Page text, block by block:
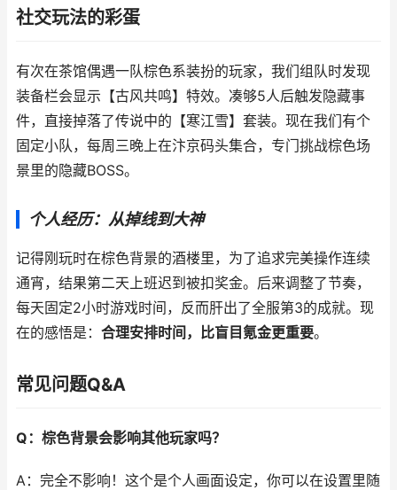
社交玩法的彩蛋
有次在茶馆偶遇一队棕色系装扮的玩家，我们组队时发现
装备栏会显示【古风共鸣】特效。凑够5人后触发隐藏事
件，直接掉落了传说中的【寒江雪】套装。现在我们有个
固定小队，每周三晚上在汴京码头集合，专门挑战棕色场
景里的隐藏BOSS。
个人经历：从掉线到大神
记得刚玩时在棕色背景的酒楼里，为了追求完美操作连续
通宵，结果第二天上班迟到被扣奖金。后来调整了节奏，
每天固定2小时游戏时间，反而肝出了全服第3的成就。现
在的感悟是： 合理安排时间，比盲目氪金更重要。
常见问题Q&A
Q：棕色背景会影响其他玩家吗？
A：完全不影响！这个是个人画面设定，你可以在设置里随